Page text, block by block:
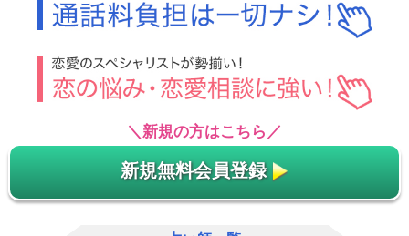
＼新規の方はこちら／
新規無料会員登録